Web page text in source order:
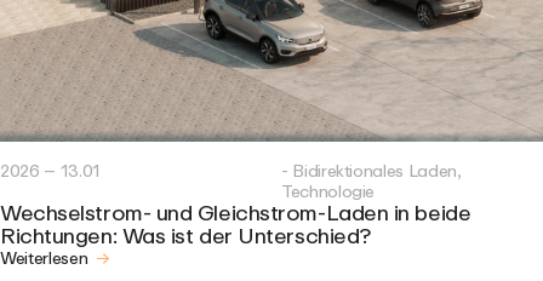
2026 – 13.01 - Bidirektionales Laden,
Technologie
Wechselstrom- und Gleichstrom-Laden in beide
Richtungen: Was ist der Unterschied?
Weiterlesen